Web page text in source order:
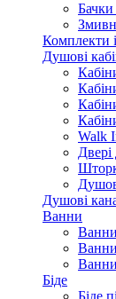
Комплекти
Душові
Walk
Душові
Ванни
Ванни
Ванни
Ванни
Біде
Біде